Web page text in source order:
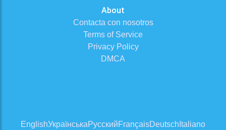
About
Contacta con nosotros
Terms of Service
Privacy Policy
DMCA
EnglishУкраїнськаРусскийFrançaisDeutsch Italiano